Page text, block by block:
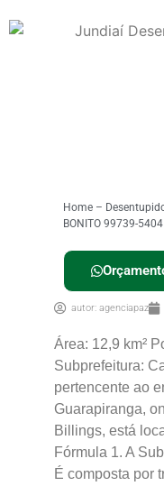
Home –
BONITO 99739-
autor: agenciapaz
Área: 12,9 km²
Subprefeitura:
pertencente ao
Guarapiranga,
Billings, está
Fórmula 1. A
É composta por